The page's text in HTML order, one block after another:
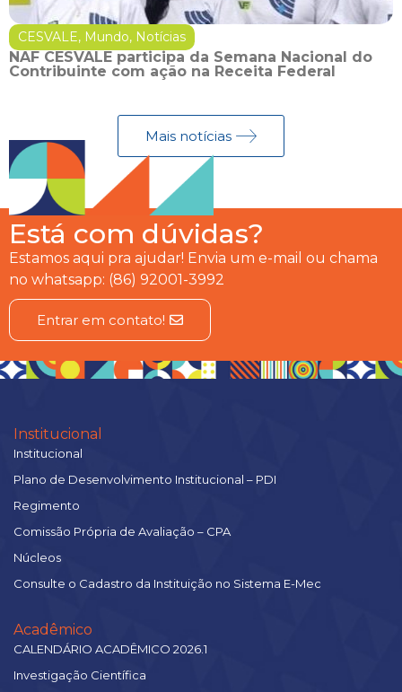
CESVALE, Mundo, Notícias
NAF CESVALE participa da Semana Nacional do
Contribuinte com ação na Receita Federal
Mais notícias
Está com dúvidas?
Estamos aqui pra ajudar! Envia um e-mail ou chama
no whatsapp: (86) 92001-3992
Entrar em contato!
Institucional
Institucional
Plano de Desenvolvimento Institucional – PDI
Regimento
Comissão Própria de Avaliação – CPA
Núcleos
Consulte o Cadastro da Instituição no Sistema E-Mec
Acadêmico
CALENDÁRIO ACADÊMICO 2026.1
Investigação Científica